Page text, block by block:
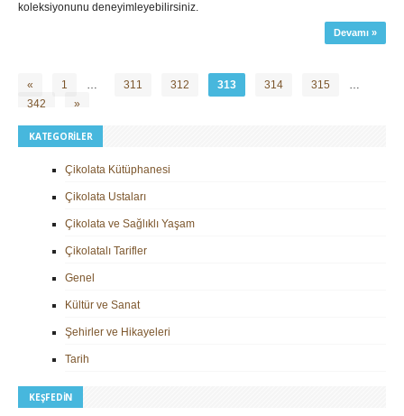
koleksiyonunu deneyimleyebilirsiniz.
Devamı »
« 1 … 311 312 313 314 315
…
342
»
KATEGORILER
Çikolata Kütüphanesi
Çikolata Ustaları
Çikolata ve Sağlıklı Yaşam
Çikolatalı Tarifler
Genel
Kültür ve Sanat
Şehirler ve Hikayeleri
Tarih
KEŞFEDIN